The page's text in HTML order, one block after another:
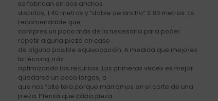
se fabrican en dos anchos
distintos, 1.40 metros y “doble de ancho” 2.80 metros. Es
recomendable que
compres un poco más de la necesaria para poder
repetir alguna pieza en caso
de alguna posible equivocación. A medida que mejores
la técnica, irás
optimizando los recursos. Las primeras veces es mejor
quedarse un poco largos, a
que nos falte tela porque marramos en el corte de una
pieza. Piensa que cada pieza